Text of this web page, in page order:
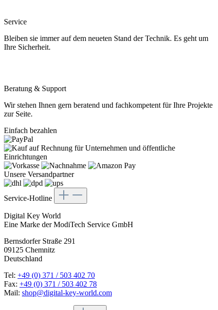
Service
Bleiben sie immer auf dem neueten Stand der Technik. Es geht um
Ihre Sicherheit.
Beratung & Support
Wir stehen Ihnen gern beratend und fachkompetent für Ihre Projekte
zur Seite.
Einfach bezahlen
Unsere Versandpartner
Service-Hotline
Digital Key World
Eine Marke der ModiTech Service GmbH
Bernsdorfer Straße 291
09125 Chemnitz
Deutschland
Tel: +49 (0) 371 / 503 402 70
Fax: +49 (0) 371 / 503 402 78
Mail: shop@digital-key-world.com